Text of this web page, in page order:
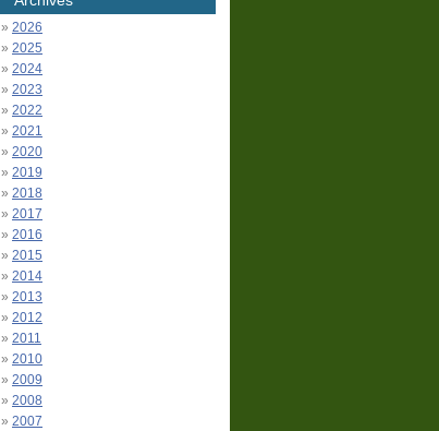
2026
2025
2024
2023
2022
2021
2020
2019
2018
2017
2016
2015
2014
2013
2012
2011
2010
2009
2008
2007